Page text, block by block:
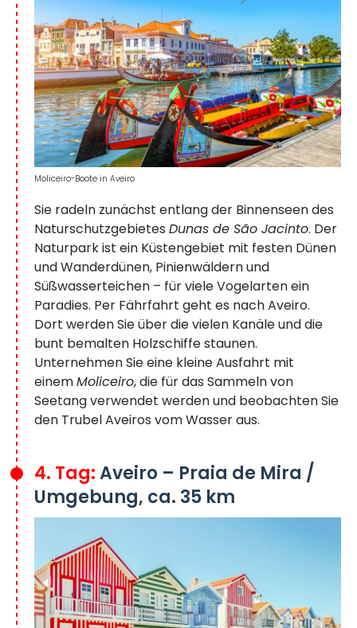
Sie radeln zunächst entlang der Binnenseen des
Naturschutzgebietes Dunas de São Jacinto. Der
Naturpark ist ein Küstengebiet mit festen Dünen
und Wanderdünen, Pinienwäldern und
Süßwasserteichen – für viele Vogelarten ein
Paradies. Per Fährfahrt geht es nach Aveiro.
Dort werden Sie über die vielen Kanäle und die
bunt bemalten Holzschiffe staunen.
Unternehmen Sie eine kleine Ausfahrt mit
einemMoliceiro, die für das Sammeln von
Seetang verwendet werden und beobachten Sie
den Trubel Aveiros vom Wasser aus.
Moliceiro-Boote in Aveiro
4. Tag:Aveiro – Praia de Mira /
Umgebung, ca. 35 km